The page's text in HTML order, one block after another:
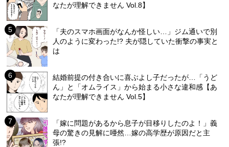
なたが理解できません Vol.8】
「夫のスマホ画面がなんか怪しい…」ジム通いで別
人のように変わった!? 夫が隠していた衝撃の事実と
は
結婚前提の付き合いに喜ぶよし子だったが…「うど
ん」と「オムライス」から始まる小さな違和感【あ
なたが理解できません Vol.5】
「嫁に問題があるから息子が目移りしたのよ！」義
母の驚きの見解に唖然…嫁の高学歴が原因だと主
張!?